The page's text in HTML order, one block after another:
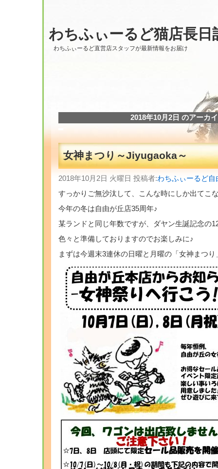
わちふぃーるど猫店長日
わちふぃーるど直営店スタッフが最新情報をお届け
2018年10月2日 のアーカ
女神まつり～Jiyugaoka～
2018年10月2日 火曜日 投稿者:わちふぃーるど自
すっかりご無沙汰して、こんな時にしか出てこ
今年の冬は自由が丘店35周年♪
某ランドと同じ年数ですが、ダヤン生誕記念の
色々と準備しておりますのでお楽しみに♪
まずは今週末3連休の日曜と月曜の「女神まつ